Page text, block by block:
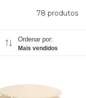
78 produtos
Ordenar por:
Mais vendidos